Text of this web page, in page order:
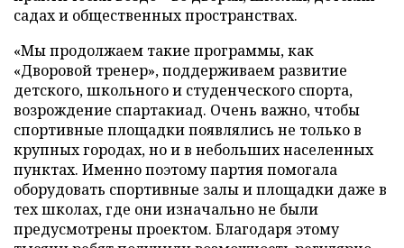
садах и общественных пространствах.
«Мы продолжаем такие программы, как
«Дворовой тренер», поддерживаем развитие
детского, школьного и студенческого спорта,
возрождение спартакиад. Очень важно, чтобы
спортивные площадки появлялись не только в
крупных городах, но и в небольших населенных
пунктах. Именно поэтому партия помогала
оборудовать спортивные залы и площадки даже в
тех школах, где они изначально не были
предусмотрены проектом. Благодаря этому